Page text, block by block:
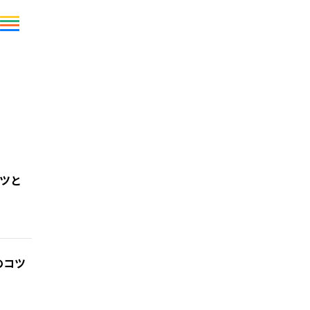
と
ツ